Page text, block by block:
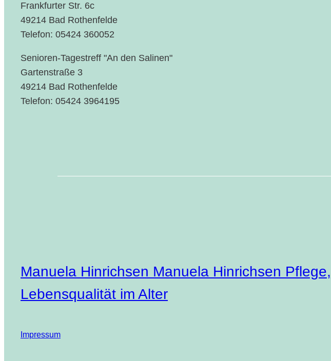
Frankfurter Str. 6c
49214 Bad Rothenfelde
Telefon: 05424 360052
Senioren-Tagestreff "An den Salinen"
Gartenstraße 3
49214 Bad Rothenfelde
Telefon: 05424 3964195
Manuela Hinrichsen Manuela Hinrichsen
Lebensqualität im Alter
Impressum